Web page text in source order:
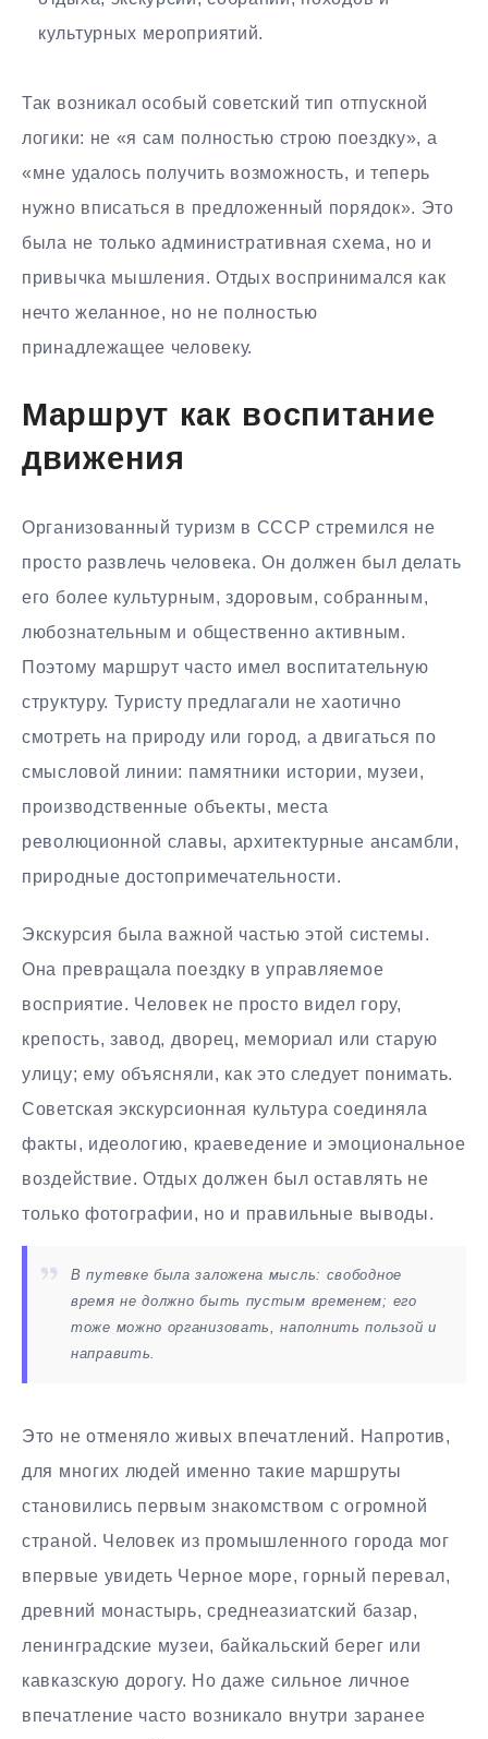
культурных мероприятий.
Так возникал особый советский тип отпускной
логики: не «я сам полностью строю поездку», а
«мне удалось получить возможность, и теперь
нужно вписаться в предложенный порядок». Это
была не только административная схема, но и
привычка мышления. Отдых воспринимался как
нечто желанное, но не полностью
принадлежащее человеку.
Маршрут как воспитание
движения
Организованный туризм в СССР стремился не
просто развлечь человека. Он должен был делать
его более культурным, здоровым, собранным,
любознательным и общественно активным.
Поэтому маршрут часто имел воспитательную
структуру. Туристу предлагали не хаотично
смотреть на природу или город, а двигаться по
смысловой линии: памятники истории, музеи,
производственные объекты, места
революционной славы, архитектурные ансамбли,
природные достопримечательности.
Экскурсия была важной частью этой системы.
Она превращала поездку в управляемое
восприятие. Человек не просто видел гору,
крепость, завод, дворец, мемориал или старую
улицу; ему объясняли, как это следует понимать.
Советская экскурсионная культура соединяла
факты, идеологию, краеведение и эмоциональное
воздействие. Отдых должен был оставлять не
только фотографии, но и правильные выводы.
В путевке была заложена мысль: свободное
время не должно быть пустым временем; его
тоже можно организовать, наполнить пользой и
направить.
Это не отменяло живых впечатлений. Напротив,
для многих людей именно такие маршруты
становились первым знакомством с огромной
страной. Человек из промышленного города мог
впервые увидеть Черное море, горный перевал,
древний монастырь, среднеазиатский базар,
ленинградские музеи, байкальский берег или
кавказскую дорогу. Но даже сильное личное
впечатление часто возникало внутри заранее